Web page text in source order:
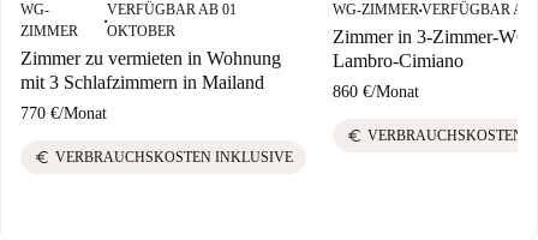
WG-
ZIMMER
■
VERFÜGBAR AB 01
OKTOBER
Zimmer zu vermieten in Wohnung
mit 3 Schlafzimmern in Mailand
770 €/Monat
euro VERBRAUCHSKOSTEN INKLUSIVE
WG-ZIMMER■VERFÜGBAR AB
Zimmer in 3-Zimmer-WG
Lambro-Cimiano
860 €/Monat
euro VERBRAUCHSKOSTEN